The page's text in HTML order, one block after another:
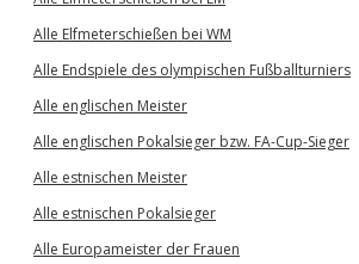
Alle Elfmeterschießen bei WM
Alle Endspiele des olympischen Fußballturniers
Alle englischen Meister
Alle englischen Pokalsieger bzw. FA-Cup-Sieger
Alle estnischen Meister
Alle estnischen Pokalsieger
Alle Europameister der Frauen